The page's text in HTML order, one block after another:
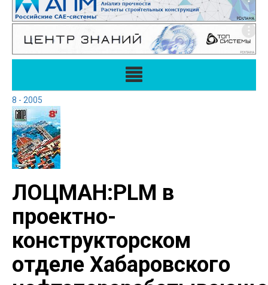
8 - 2005
ЛОЦМАН:PLM в
проектно-
конструкторском
отделе Хабаровского